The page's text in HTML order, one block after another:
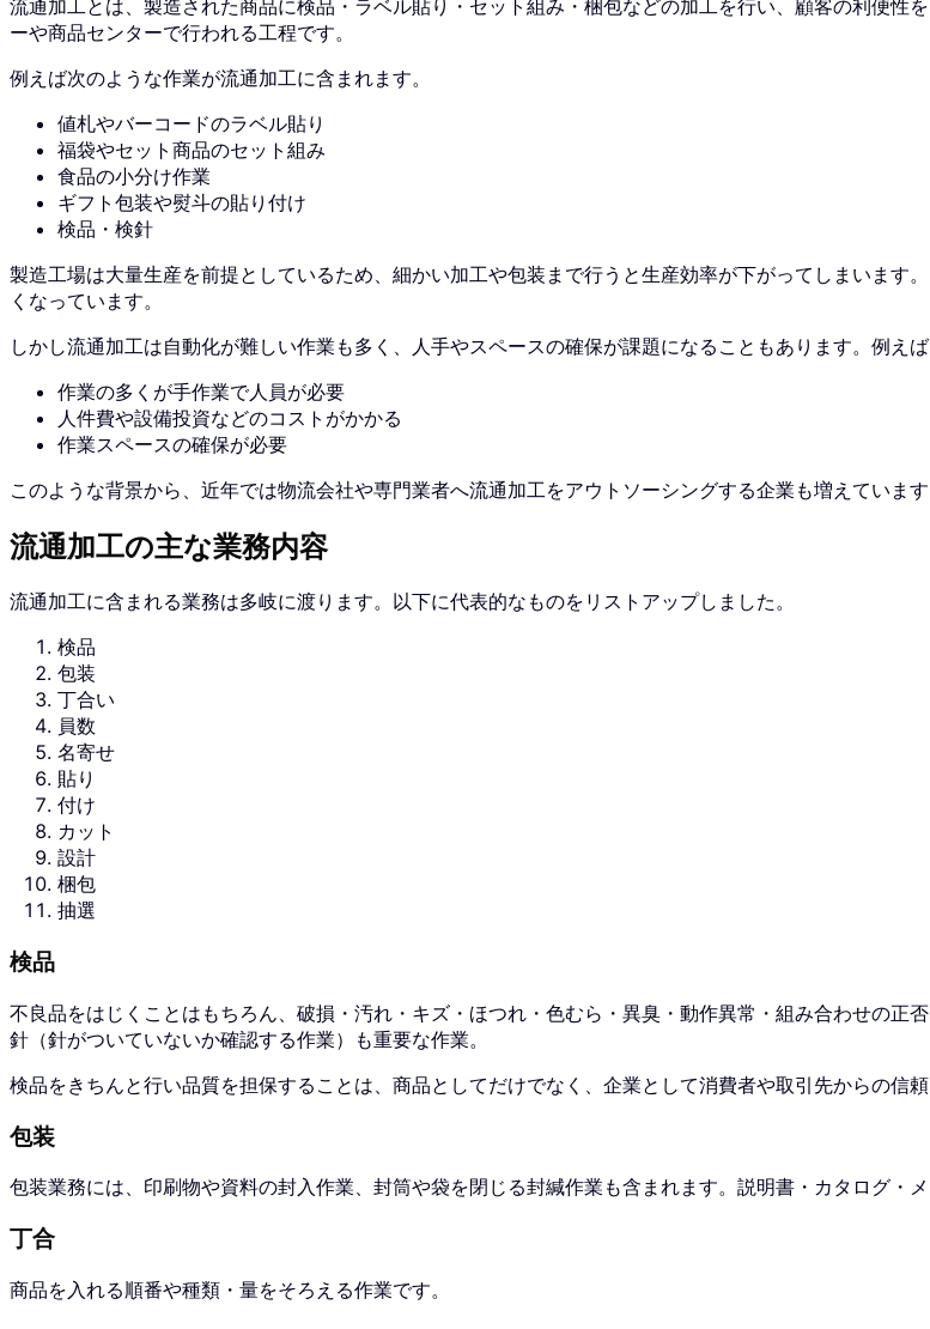
流通加工とは、製造された商品に検品・ラベル貼り・セット組み・梱包などの加工を行い、顧客の利便性
ーや商品センターで行われる工程です。
例えば次のような作業が流通加工に含まれます。
値札やバーコードのラベル貼り
福袋やセット商品のセット組み
食品の小分け作業
ギフト包装や熨斗の貼り付け
検品・検針
製造工場は大量生産を前提としているため、細かい加工や包装まで行うと生産効率が下がってしまいます
くなっています。
しかし流通加工は自動化が難しい作業も多く、人手やスペースの確保が課題になることもあります。例え
作業の多くが手作業で人員が必要
人件費や設備投資などのコストがかかる
作業スペースの確保が必要
このような背景から、近年では物流会社や専門業者へ流通加工をアウトソーシングする企業も増えています
流通加工の主な業務内容
流通加工に含まれる業務は多岐に渡ります。以下に代表的なものをリストアップしました。
検品
包装
丁合い
員数
名寄せ
貼り
付け
カット
設計
梱包
抽選
検品
不良品をはじくことはもちろん、破損・汚れ・キズ・ほつれ・色むら・異臭・動作異常・組み合わせの正
針（針がついていないか確認する作業）も重要な作業。
検品をきちんと行い品質を担保することは、商品としてだけでなく、企業として消費者や取引先からの信
包装
包装業務には、印刷物や資料の封入作業、封筒や袋を閉じる封緘作業も含まれます。説明書・カタログ・
丁合
商品を入れる順番や種類・量をそろえる作業です。